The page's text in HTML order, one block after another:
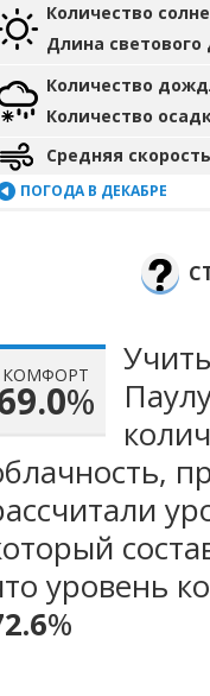
Количество
Длина светового
Количество
Количество
Средняя
ПОГОДА В ДЕКАБРЕ
КОМФОРТ
%
уровень
%